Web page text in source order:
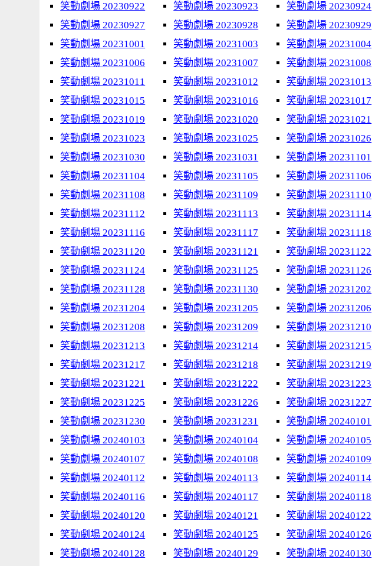
笑動劇場 20230922
笑動劇場 20230923 笑動劇場 20230924
笑動劇場 20230927
笑動劇場 20230928 笑動劇場 20230929
笑動劇場 20231001
笑動劇場 20231003 笑動劇場 20231004
笑動劇場 20231006
笑動劇場 20231007 笑動劇場 20231008
笑動劇場 20231011
笑動劇場 20231012 笑動劇場 20231013
笑動劇場 20231015
笑動劇場 20231016 笑動劇場 20231017
笑動劇場 20231019
笑動劇場 20231020 笑動劇場 20231021
笑動劇場 20231023
笑動劇場 20231025 笑動劇場 20231026
笑動劇場 20231030
笑動劇場 20231031 笑動劇場 20231101
笑動劇場 20231104
笑動劇場 20231105 笑動劇場 20231106
笑動劇場 20231108
笑動劇場 20231109 笑動劇場 20231110
笑動劇場 20231112
笑動劇場 20231113 笑動劇場 20231114
笑動劇場 20231116
笑動劇場 20231117 笑動劇場 20231118
笑動劇場 20231120
笑動劇場 20231121 笑動劇場 20231122
笑動劇場 20231124
笑動劇場 20231125 笑動劇場 20231126
笑動劇場 20231128
笑動劇場 20231130 笑動劇場 20231202
笑動劇場 20231204
笑動劇場 20231205 笑動劇場 20231206
笑動劇場 20231208
笑動劇場 20231209 笑動劇場 20231210
笑動劇場 20231213
笑動劇場 20231214 笑動劇場 20231215
笑動劇場 20231217
笑動劇場 20231218 笑動劇場 20231219
笑動劇場 20231221
笑動劇場 20231222 笑動劇場 20231223
笑動劇場 20231225
笑動劇場 20231226 笑動劇場 20231227
笑動劇場 20231230
笑動劇場 20231231 笑動劇場 20240101
笑動劇場 20240103
笑動劇場 20240104 笑動劇場 20240105
笑動劇場 20240107
笑動劇場 20240108 笑動劇場 20240109
笑動劇場 20240112
笑動劇場 20240113 笑動劇場 20240114
笑動劇場 20240116
笑動劇場 20240117 笑動劇場 20240118
笑動劇場 20240120
笑動劇場 20240121 笑動劇場 20240122
笑動劇場 20240124
笑動劇場 20240125 笑動劇場 20240126
笑動劇場 20240128
笑動劇場 20240129 笑動劇場 20240130